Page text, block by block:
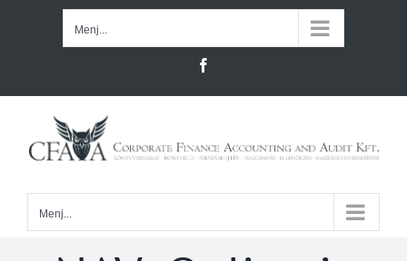
Menj...
Menj...